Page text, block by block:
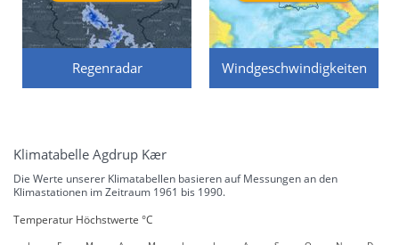
Regenradar Windgeschwindigkeiten
Klimatabelle Agdrup Kær
Die Werte unserer Klimatabellen basieren auf Messungen an den
Klimastationen im Zeitraum 1961 bis 1990.
Temperatur Höchstwerte °C